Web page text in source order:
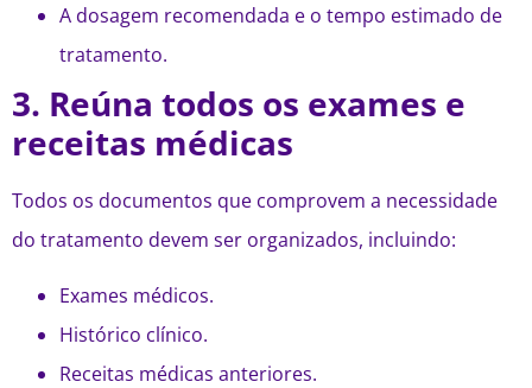
A dosagem recomendada e o tempo estimado de
tratamento.
3. Reúna todos os exames e
receitas médicas
Todos os documentos que comprovem a necessidade
do tratamento devem ser organizados, incluindo:
Exames médicos.
Histórico clínico.
Receitas médicas anteriores.